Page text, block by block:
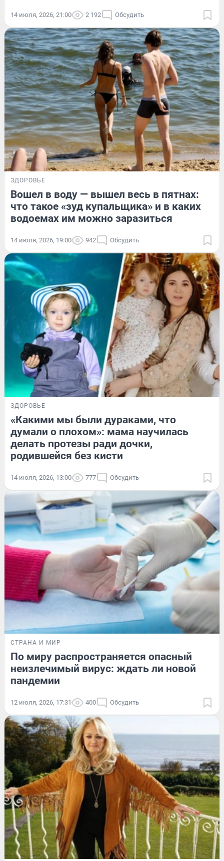
14 июля, 2026, 21:00 2 192 Обсудить
ЗДОРОВЬЕ
Вошел в воду — вышел весь в пятнах:
что такое «зуд купальщика» и в каких
водоемах им можно заразиться
14 июля, 2026, 19:00 942 Обсудить
ЗДОРОВЬЕ
«Какими мы были дураками, что
думали о плохом»: мама научилась
делать протезы ради дочки,
родившейся без кисти
14 июля, 2026, 13:00 777 Обсудить
СТРАНА И МИР
По миру распространяется опасный
неизлечимый вирус: ждать ли новой
пандемии
12 июля, 2026, 17:31 400 Обсудить